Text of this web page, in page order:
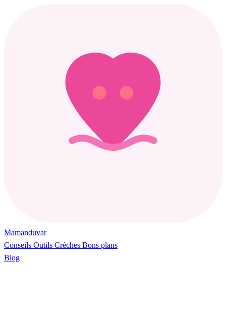
Mamanduvar
Conseils Outils Crèches Bons plans
Blog